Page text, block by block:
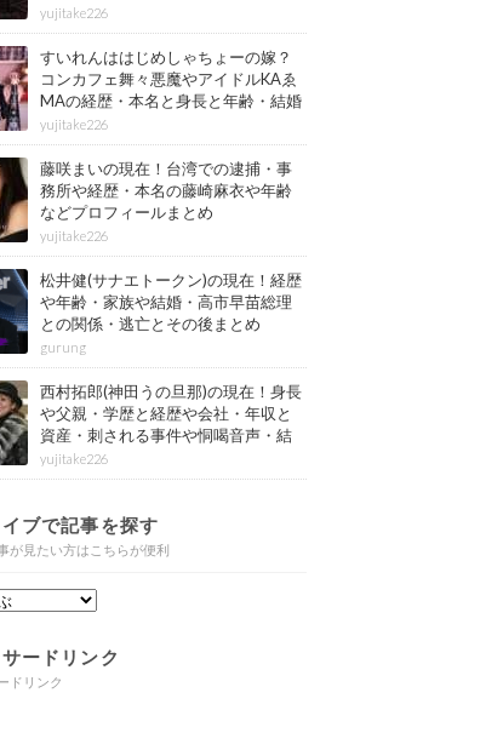
確執もまとめ
yujitake226
すいれんははじめしゃちょーの嫁？
コンカフェ舞々悪魔やアイドルKAゑ
MAの経歴・本名と身長と年齢・結婚
情報もまとめ
yujitake226
藤咲まいの現在！台湾での逮捕・事
務所や経歴・本名の藤崎麻衣や年齢
などプロフィールまとめ
yujitake226
松井健(サナエトークン)の現在！経歴
や年齢・家族や結婚・高市早苗総理
との関係・逃亡とその後まとめ
gurung
西村拓郎(神田うの旦那)の現在！身長
や父親・学歴と経歴や会社・年収と
資産・刺される事件や恫喝音声・結
婚と子供や自宅・脳梗塞の病気もま
とめ
yujitake226
ブで記事を探す
が見たい方はこちらが便利
ードリンク
ドリンク